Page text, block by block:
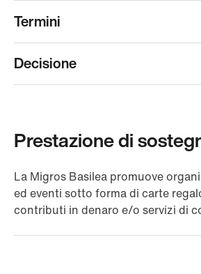
Termini
Decisione
Prestazione di
La Migros Basilea promuove
ed eventi sotto forma di carte
contributi in denaro e/o servizi di